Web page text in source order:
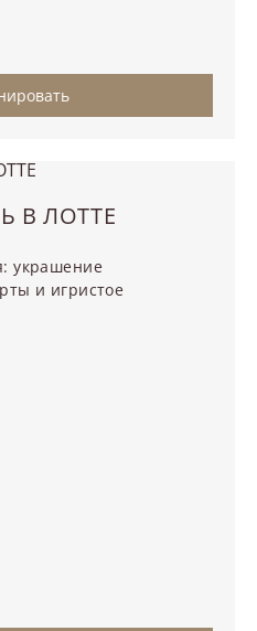
В ЛОТТЕ
украшение
и игристое